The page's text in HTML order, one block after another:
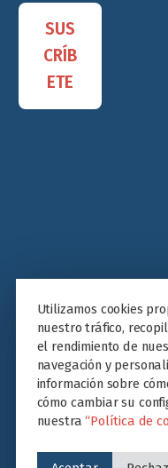
SUS
CRÍB
ETE
Utilizamos cookies
nuestro tráfico,
el rendimiento de
navegación y
información sobre
cómo cambiar su
nuestra“Política de